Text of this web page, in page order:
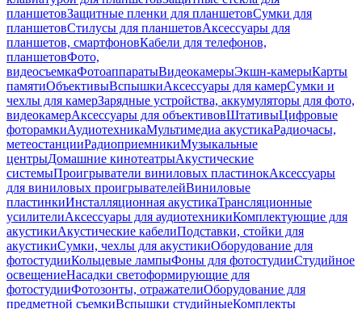
планшетовЗащитные пленки для планшетовСумки для
планшетовСтилусы для планшетовАксессуары для
планшетов, смартфоновКабели для телефонов,
планшетовФото,
видеосъемкаФотоаппаратыВидеокамерыЭкшн-камерыКарты
памятиОбъективыВспышкиАксессуары для камерСумки и
чехлы для камерЗарядные устройства, аккумуляторы для фото,
видеокамерАксессуары для объективовШтативыЦифровые
фоторамкиАудиотехникаМультимедиа акустикаРадиочасы,
метеостанцииРадиоприемникиМузыкальные
центрыДомашние кинотеатрыАкустические
системыПроигрыватели виниловых пластинокАксессуары
для виниловых проигрывателейВиниловые
пластинкиИнсталляционная акустикаТрансляционные
усилителиАксессуары для аудиотехникиКомплектующие для
акустикиАкустические кабелиПодставки, стойки для
акустикиСумки, чехлы для акустикиОборудование для
фотостудииКольцевые лампыФоны для фотостудииСтудийное
освещениеНасадки светоформирующие для
фотостудииФотозонты, отражателиОборудование для
предметной съемкиВспышки студийныеКомплекты